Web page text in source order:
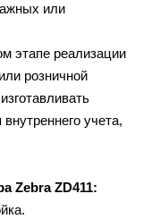
или
этапе реализации
розничной
учета,
Zebra ZD411: